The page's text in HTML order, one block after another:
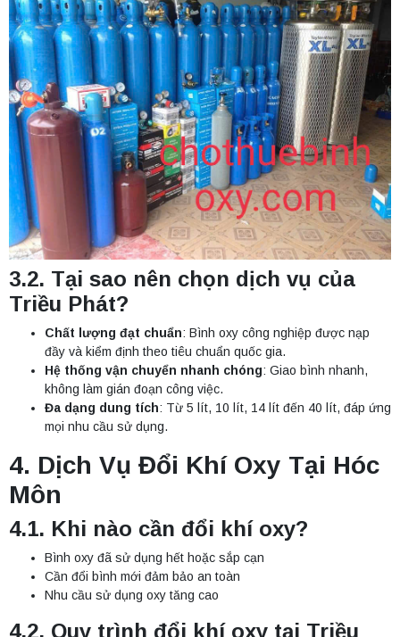
3.2. Tại sao nên chọn dịch vụ của
Triều Phát?
Chất lượng đạt chuẩn: Bình oxy công nghiệp được nạp
đầy và kiểm định theo tiêu chuẩn quốc gia.
Hệ thống vận chuyển nhanh chóng: Giao bình nhanh,
không làm gián đoạn công việc.
Đa dạng dung tích: Từ 5 lít, 10 lít, 14 lít đến 40 lít, đáp ứng
mọi nhu cầu sử dụng.
4. Dịch Vụ Đổi Khí Oxy Tại Hóc
Môn
4.1. Khi nào cần đổi khí oxy?
Bình oxy đã sử dụng hết hoặc sắp cạn
Cần đổi bình mới đảm bảo an toàn
Nhu cầu sử dụng oxy tăng cao
4.2. Quy trình đổi khí oxy tại Triều